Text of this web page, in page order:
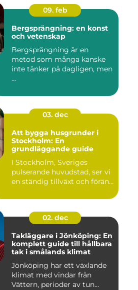
09. feb
Bergsprängning: en konst
och vetenskap
Bergsprängning är en
metod som många kanske
inte tänker på dagligen, men
...
03. dec
Att bygga husgrunder i
Stockholm: En
grundläggande guide
I Stockholm, Sveriges
pulserande huvudstad, ser vi
en ständig tillväxt och förän...
02. dec
Takläggare i Jönköping: En
komplett guide till hållbara
tak i smålands klimat
Jönköping har ett växlande
klimat med vindar från
Vättern, perioder av tun...